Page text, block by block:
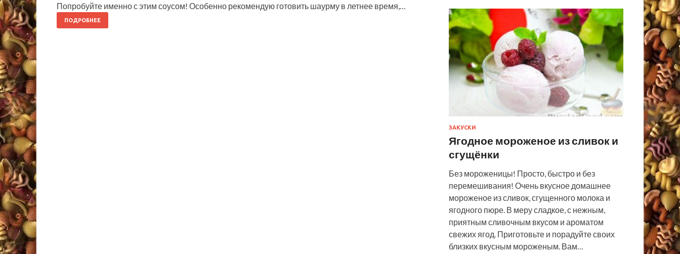
Попробуйте именно с этим соусом! Особенно рекомендую готовить шаурму в летнее время,…
ПОДРОБНЕЕ
ЗАКУСКИ
Ягодное мороженое из сливок и
сгущёнки
Без мороженицы! Просто, быстро и без
перемешивания! Очень вкусное домашнее
мороженое из сливок, сгущенного молока и
ягодного пюре. В меру сладкое, с нежным,
приятным сливочным вкусом и ароматом
свежих ягод. Приготовьте и порадуйте своих
близких вкусным мороженым. Вам…